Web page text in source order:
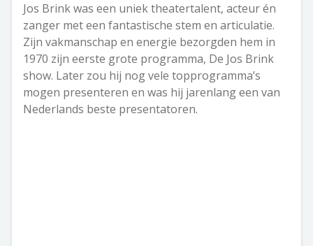
Jos Brink was een uniek theatertalent, acteur én
zanger met een fantastische stem en articulatie.
Zijn vakmanschap en energie bezorgden hem in
1970 zijn eerste grote programma, De Jos Brink
show. Later zou hij nog vele topprogramma’s
mogen presenteren en was hij jarenlang een van
Nederlands beste presentatoren.